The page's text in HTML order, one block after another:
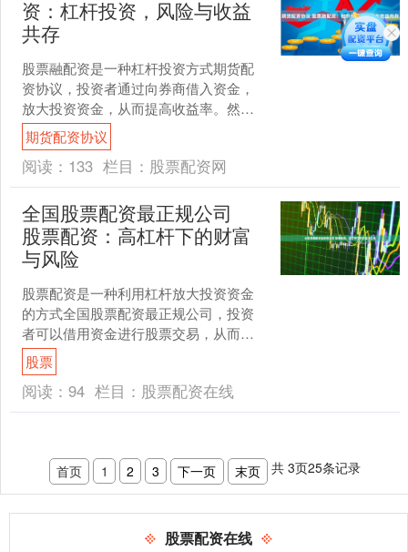
资：杠杆投资，风险与收益
共存
股票融配资是一种杠杆投资方式期货配
资协议，投资者通过向券商借入资金，
放大投资资金，从而提高收益率。然
而，杠杆投资也伴随着更高的风险。 * **
降低风险：**配资....
期货配资协议
阅读： 133 栏目： 股票配资网
全国股票配资最正规公司
股票配资：高杠杆下的财富
与风险
股票配资是一种利用杠杆放大投资资金
的方式全国股票配资最正规公司，投资
者可以借用资金进行股票交易，从而提
高潜在收益。然而，高杠杆也伴随着高
风险。 长春股票配资公司....
股票
阅读： 94 栏目： 股票配资在线
首页 1 2 3 下一页 末页 共 3页25条记录
股票配资在线